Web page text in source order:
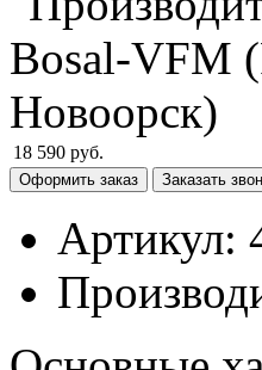
18 590 руб.
Артикул: